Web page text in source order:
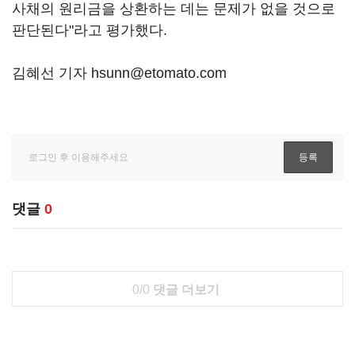
사채의 원리금을 상환하는 데는 문제가 없을 것으로
판단된다"라고 평가했다.
김혜선 기자 hsunn@etomato.com
댓글 0
0/0 댓글 더보기